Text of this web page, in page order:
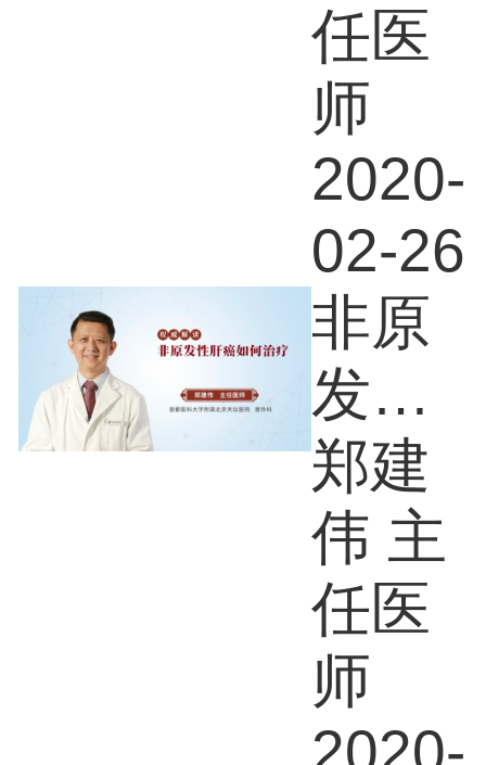
任医
师
2020-
02-26
非原
发性
肝癌
如何
治疗
郑建
伟 主
任医
师